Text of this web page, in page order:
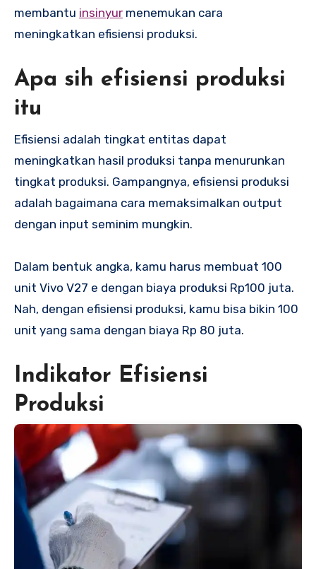
membantu insinyur menemukan cara
meningkatkan efisiensi produksi.
Apa sih efisiensi produksi
itu
Efisiensi adalah tingkat entitas dapat
meningkatkan hasil produksi tanpa menurunkan
tingkat produksi. Gampangnya, efisiensi produksi
adalah bagaimana cara memaksimalkan output
dengan input seminim mungkin.
Dalam bentuk angka, kamu harus membuat 100
unit Vivo V27 e dengan biaya produksi Rp100 juta.
Nah, dengan efisiensi produksi, kamu bisa bikin 100
unit yang sama dengan biaya Rp 80 juta.
Indikator Efisiensi
Produksi